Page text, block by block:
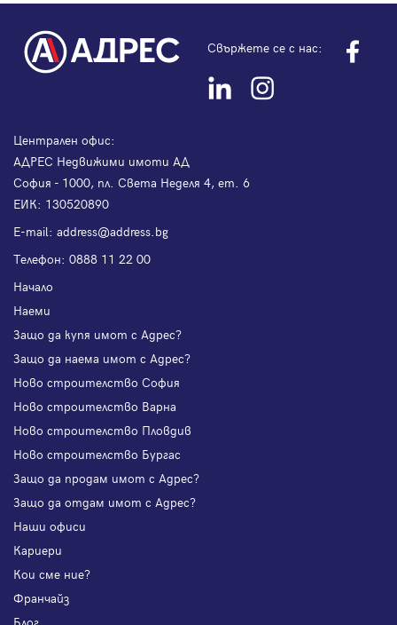
Свържете се с нас:
Централен офис:
АДРЕС Недвижими имоти АД
София - 1000, пл. Света Неделя 4, ет. 6
ЕИК: 130520890
Е-mail: address@address.bg
Телефон: 0888 11 22 00
Начало
Наеми
Защо да купя имот с Адрес?
Защо да наема имот с Адрес?
Ново строителство София
Ново строителство Варна
Ново строителство Пловдив
Ново строителство Бургас
Защо да продам имот с Адрес?
Защо да отдам имот с Адрес?
Наши офиси
Кариери
Кои сме ние?
Франчайз
Блог